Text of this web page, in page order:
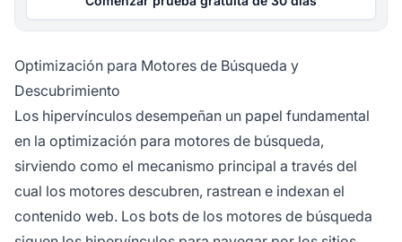
Optimización para Motores de Búsqueda y
Descubrimiento
Los hipervínculos desempeñan un papel fundamental
en la optimización para motores de búsqueda,
sirviendo como el mecanismo principal a través del
cual los motores descubren, rastrean e indexan el
contenido web. Los bots de los motores de búsqueda